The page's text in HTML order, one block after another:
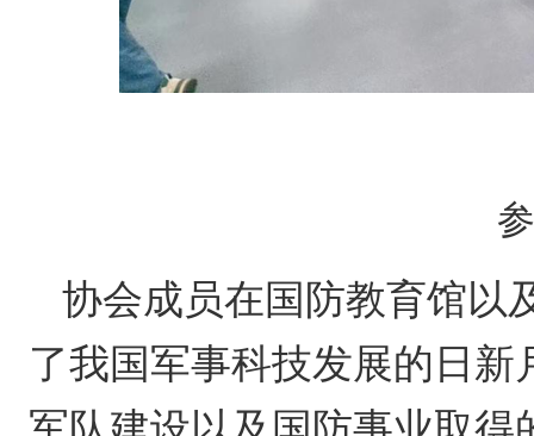
协会成员在国防教育馆以
了我国军事科技发展的日